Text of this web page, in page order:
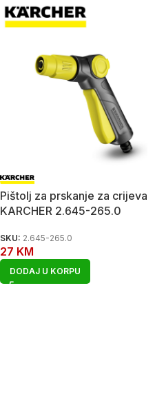
Pištolj za prskanje za crijeva
KARCHER 2.645-265.0
SKU: 2.645-265.0
27 KM
DODAJ U KORPU